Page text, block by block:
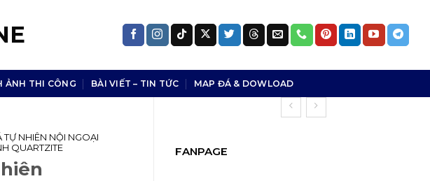
ẢNH THI CÔNG BÀI VIẾT – TIN TỨC MAP ĐÁ & DOWLOAD
FANPAGE
TỰ NHIÊN NỘI NGOẠI
QUARTZITE